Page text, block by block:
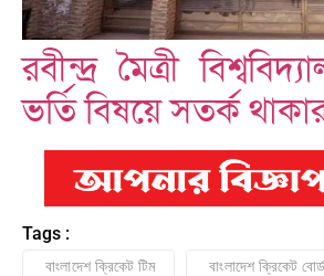
রবীন্দ্র মৈত্রী
ভর্তি বিষয়ে সতর্ক
Tags :
বাংলাদেশ ক্রিকেট টিম বাংলাদেশ ক্রিকেট